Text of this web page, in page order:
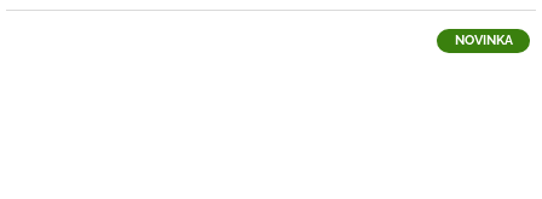
NOVINKA